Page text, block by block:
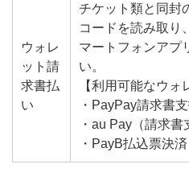
ウォレ
ット請
求書払
い
チケット類と同封
コードを読み取り
マートフォンアプ
い。
【利用可能なウォ
・PayPay請求書
・au Pay（請求書
・PayB払込票決済